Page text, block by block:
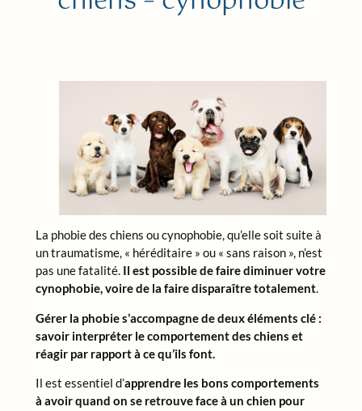
La phobie des chiens ou cynophobie, qu’elle soit suite à
un traumatisme, « héréditaire » ou « sans raison », n’est
pas une fatalité. Il est possible de faire diminuer votre
cynophobie, voire de la faire disparaître totalement.
Gérer la phobie s’accompagne de deux éléments clé :
savoir interpréter le comportement des chiens et
réagir par rapport à ce qu’ils font.
Il est essentiel d’apprendre les bons comportements
à avoir quand on se retrouve face à un chien pour